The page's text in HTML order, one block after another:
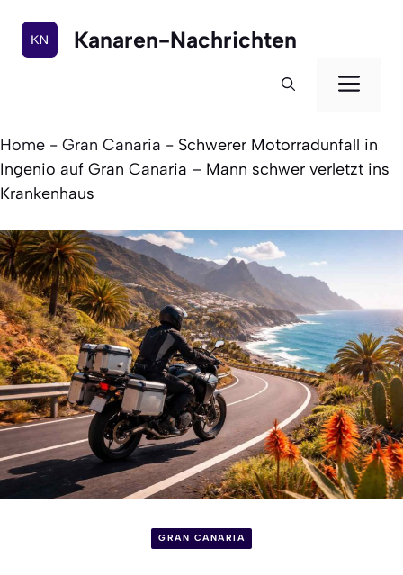
Inhalt
springen
Kanaren-Nachrichten
Home - Gran Canaria - Schwerer Motorradunfall in
Ingenio auf Gran Canaria – Mann schwer verletzt ins
Krankenhaus
GRAN CANARIA